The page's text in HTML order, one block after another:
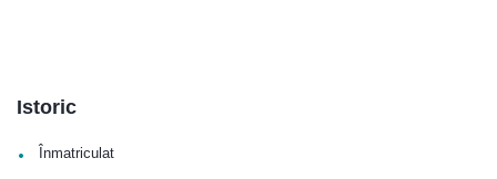
Istoric
• Înmatriculat